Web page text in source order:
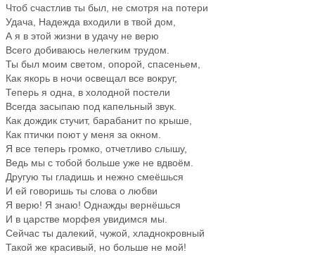
Чтоб счастлив ты был, не смотря на потери
Удача, Надежда входили в твой дом,
А я в этой жизни в удачу не верю
Всего добиваюсь нелегким трудом.
Ты был моим светом, опорой, спасеньем,
Как якорь в ночи освещал все вокруг,
Теперь я одна, в холодной постели
Всегда засыпаю под капельный звук.
Как дождик стучит, барабанит по крыше,
Как птички поют у меня за окном.
Я все теперь громко, отчетливо слышу,
Ведь мы с тобой больше уже не вдвоём.
Другую ты гладишь и нежно смеёшься
И ей говоришь ты слова о любви
Я верю! Я знаю! Однажды вернёшься
И в царстве морфея увидимся мы.
Сейчас ты далекий, чужой, хладнокровный
Такой же красивый, но больше не мой!